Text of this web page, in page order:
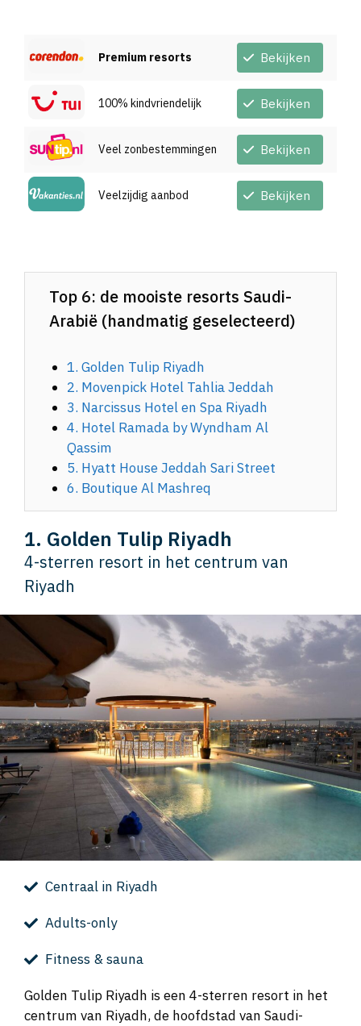
Premium resorts Bekijken
100% kindvriendelijk Bekijken
Veel zonbestemmingen Bekijken
Veelzijdig aanbod Bekijken
Top 6: de mooiste resorts Saudi-
Arabië (handmatig geselecteerd)
1. Golden Tulip Riyadh
2. Movenpick Hotel Tahlia Jeddah
3. Narcissus Hotel en Spa Riyadh
4. Hotel Ramada by Wyndham Al
Qassim
5. Hyatt House Jeddah Sari Street
6. Boutique Al Mashreq
1. Golden Tulip Riyadh
4-sterren resort in het centrum van
Riyadh
Centraal in Riyadh
Adults-only
Fitness & sauna
Golden Tulip Riyadh is een 4-sterren resort in het
centrum van Riyadh, de hoofdstad van Saudi-